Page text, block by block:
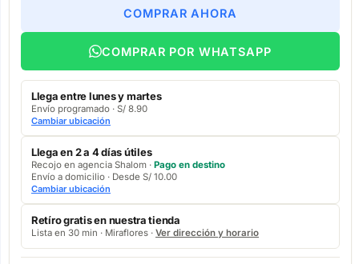
COMPRAR AHORA
COMPRAR POR WHATSAPP
Llega entre lunes y martes
Envío programado · S/ 8.90
Cambiar ubicación
Llega en 2 a 4 días útiles
Recojo en agencia Shalom · Pago en destino
Envío a domicilio · Desde S/ 10.00
Cambiar ubicación
Retíro gratis en nuestra tienda
Lista en 30 min · Miraflores · Ver dirección y horario